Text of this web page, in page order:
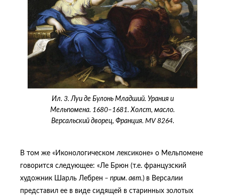
Ил. 3. Луи де Булонь Младший. Урания и
Мельпомена. 1680–1681. Холст, масло.
Версальский дворец, Франция. MV 8264.
В том же «Иконологическом лексиконе» о Мельпомене
говорится следующее: «Ле Брюн (т.е. французский
художник Шарль Лебрен – прим. авт.) в Версалии
представил ее в виде сидящей в старинных золотых